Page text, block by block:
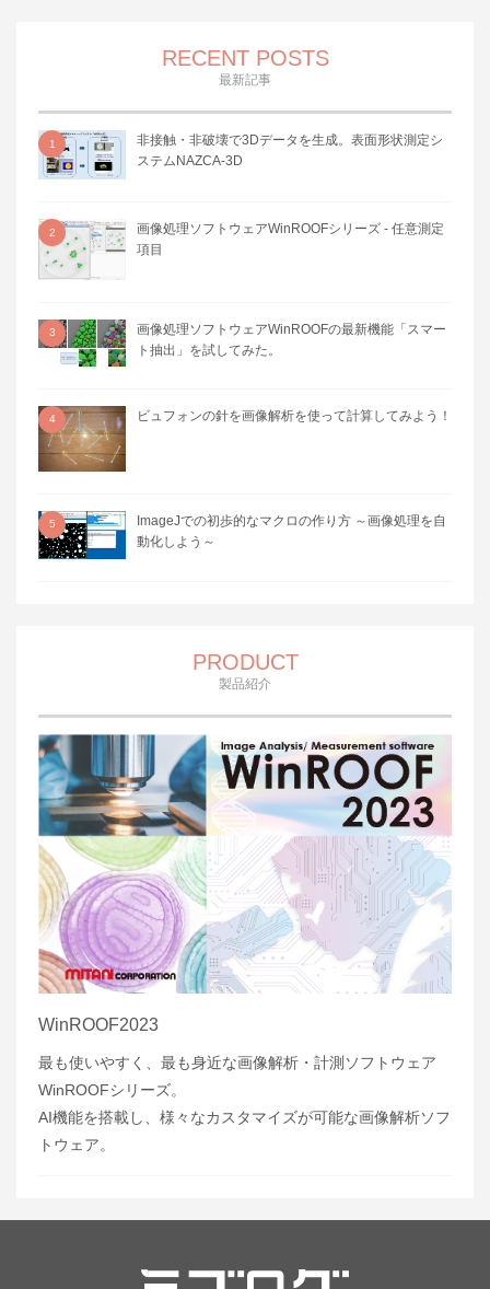
RECENT POSTS
最新記事
1
非接触・非破壊で3Dデータを生成。表面形状測定シ
ステムNAZCA-3D
2
画像処理ソフトウェアWinROOFシリーズ - 任意測定
項目
3
画像処理ソフトウェアWinROOFの最新機能「スマー
ト抽出」を試してみた。
4 ビュフォンの針を画像解析を使って計算してみよう！
5
ImageJでの初歩的なマクロの作り方 ～画像処理を自
動化しよう～
PRODUCT
製品紹介
WinROOF2023
最も使いやすく、最も身近な画像解析・計測ソフトウェア
WinROOFシリーズ。
AI機能を搭載し、様々なカスタマイズが可能な画像解析ソフ
トウェア。